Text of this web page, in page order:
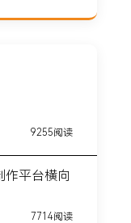
9255阅读
作平台横向
7714阅读